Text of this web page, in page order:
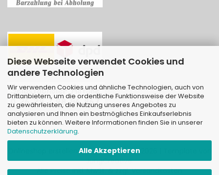
Diese Webseite verwendet Cookies und
andere Technologien
Wir verwenden Cookies und ähnliche Technologien, auch von
Drittanbietern, um die ordentliche Funktionsweise der Website
zu gewährleisten, die Nutzung unseres Angebotes zu
analysieren und Ihnen ein bestmögliches Einkaufserlebnis
bieten zu können. Weitere Informationen finden Sie in unserer
Datenschutzerklärung.
Alle Akzeptieren
mit Gambio.de © 2026 | Template von
JungCreative.
Alle Preise inkl. MwSt. & zzgl. Versandkosten